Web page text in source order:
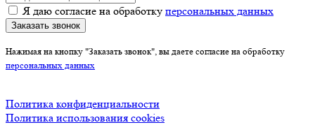
Я даю согласие на обработку персональных данных
Заказать звонок
Нажимая на кнопку "Заказать звонок", вы даете согласие на обработку
персональных данных
Политика конфиденциальности
Политика использования cookies